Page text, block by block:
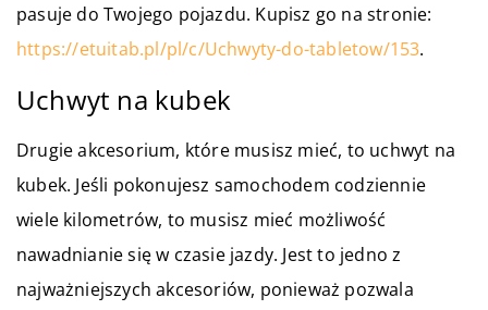
pasuje do Twojego pojazdu. Kupisz go na stronie:
https://etuitab.pl/pl/c/Uchwyty-do-tabletow/153.
Uchwyt na kubek
Drugie akcesorium, które musisz mieć, to uchwyt na
kubek. Jeśli pokonujesz samochodem codziennie
wiele kilometrów, to musisz mieć możliwość
nawadnianie się w czasie jazdy. Jest to jedno z
najważniejszych akcesoriów, ponieważ pozwala